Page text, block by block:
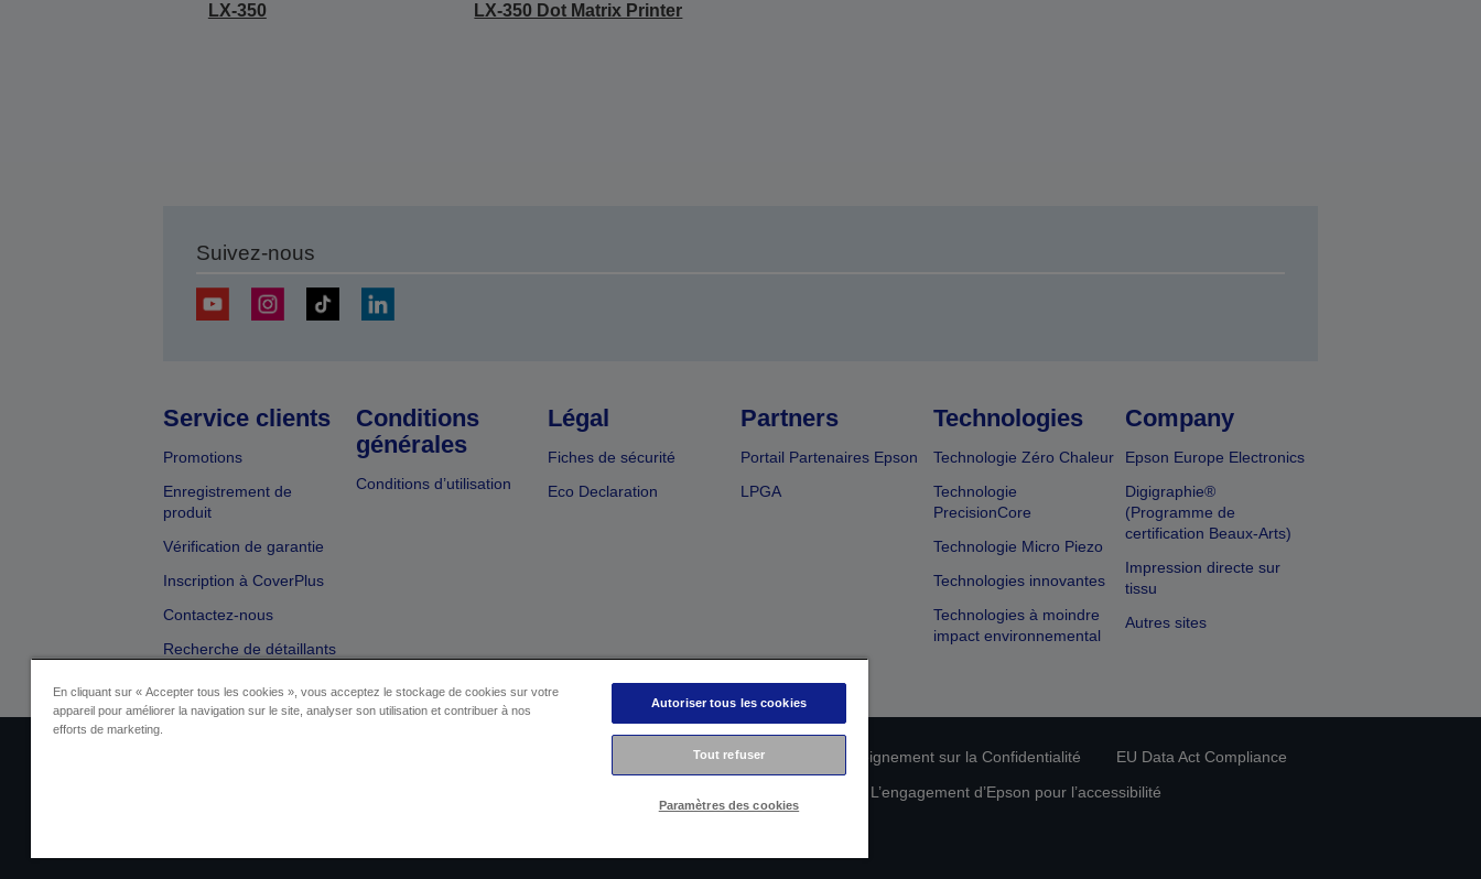
LX-350 LX-350 Dot Matrix Printer
Suivez-nous
Service clients
Promotions
Enregistrement de
produit
Vérification de garantie
Inscription à CoverPlus
Contactez-nous
Recherche de détaillants
Conditions
générales
Conditions d’utilisation
Légal
Fiches de sécurité
Eco Declaration
Partners
Portail Partenaires Epson
LPGA
Technologies
Technologie Zéro Chaleur
Technologie
PrecisionCore
Technologie Micro Piezo
Technologies innovantes
Technologies à moindre
impact environnemental
Company
Epson Europe Electronics
Digigraphie®
(Programme de
certification Beaux-Arts)
Impression directe sur
tissu
Autres sites
Déclaration de Renseignement sur la Confidentialité
EU Data Act Compliance
L’engagement d’Epson pour l’accessibilité
En cliquant sur « Accepter tous les cookies », vous acceptez le stockage de cookies sur votre
appareil pour améliorer la navigation sur le site, analyser son utilisation et contribuer à nos
efforts de marketing.
Autoriser tous les cookies
Tout refuser
Paramètres des cookies